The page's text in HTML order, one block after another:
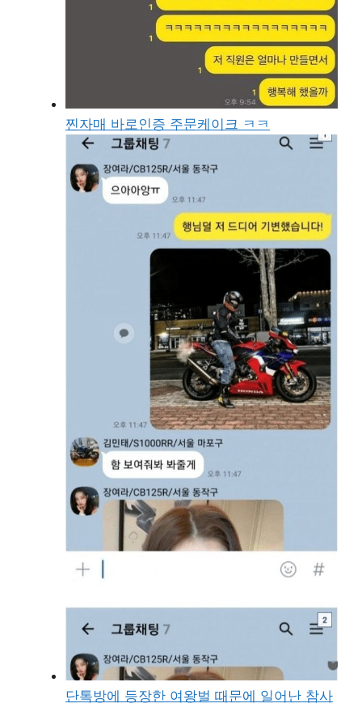
찐자매 바로인증 주문케이크 ㅋㅋ
단톡방에 등장한 여왕벌 때문에 일어난 참사